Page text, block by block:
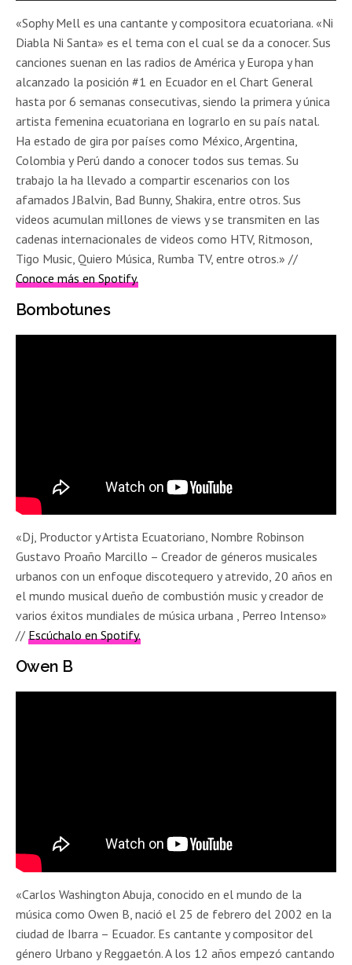
«Sophy Mell es una cantante y compositora ecuatoriana. «Ni
Diabla Ni Santa» es el tema con el cual se da a conocer. Sus
canciones suenan en las radios de América y Europa y han
alcanzado la posición #1 en Ecuador en el Chart General
hasta por 6 semanas consecutivas, siendo la primera y única
artista femenina ecuatoriana en lograrlo en su país natal.
Ha estado de gira por países como México, Argentina,
Colombia y Perú dando a conocer todos sus temas. Su
trabajo la ha llevado a compartir escenarios con los
afamados JBalvin, Bad Bunny, Shakira, entre otros. Sus
videos acumulan millones de views y se transmiten en las
cadenas internacionales de videos como HTV, Ritmoson,
Tigo Music, Quiero Música, Rumba TV, entre otros.» //
Conoce más en Spotify.
Bombotunes
«Dj, Productor y Artista Ecuatoriano, Nombre Robinson
Gustavo Proaño Marcillo – Creador de géneros musicales
urbanos con un enfoque discotequero y atrevido, 20 años en
el mundo musical dueño de combustión music y creador de
varios éxitos mundiales de música urbana , Perreo Intenso»
//Escúchalo en Spotify.
Owen B
«Carlos Washington Abuja, conocido en el mundo de la
música como Owen B, nació el 25 de febrero del 2002 en la
ciudad de Ibarra – Ecuador. Es cantante y compositor del
género Urbano y Reggaetón. A los 12 años empezó cantando